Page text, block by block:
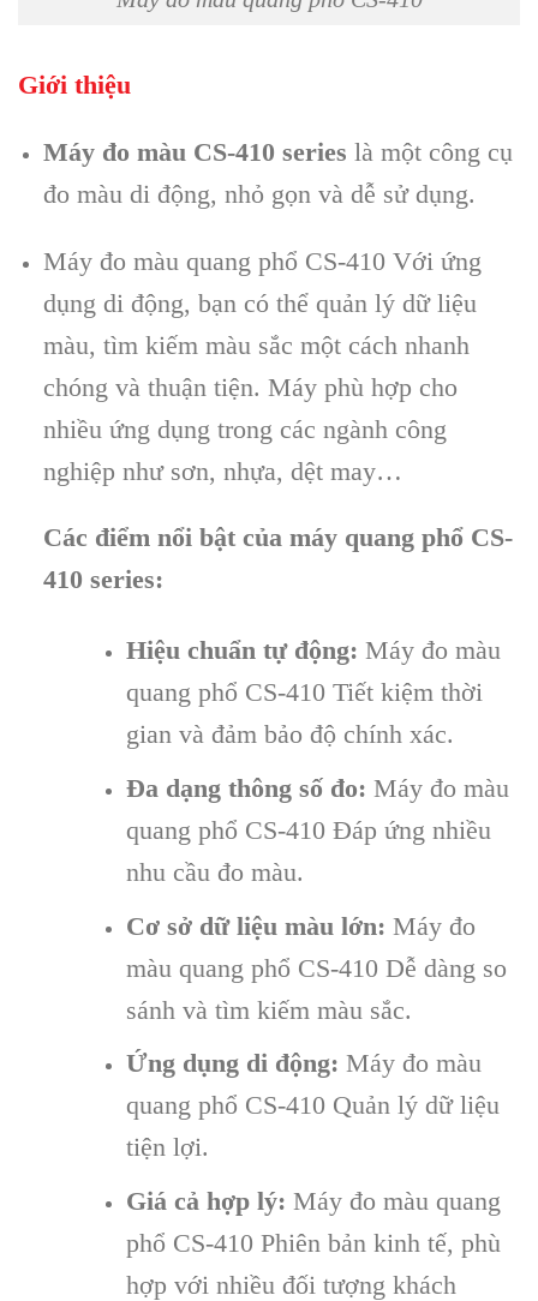
Giới thiệu
Máy đo màu CS-410 series là một công cụ
đo màu di động, nhỏ gọn và dễ sử dụng.
Máy đo màu quang phổ CS-410 Với ứng
dụng di động, bạn có thể quản lý dữ liệu
màu, tìm kiếm màu sắc một cách nhanh
chóng và thuận tiện. Máy phù hợp cho
nhiều ứng dụng trong các ngành công
nghiệp như sơn, nhựa, dệt may…
Các điểm nổi bật của máy quang phổ CS-
410 series:
Hiệu chuẩn tự động: Máy đo màu
quang phổ CS-410 Tiết kiệm thời
gian và đảm bảo độ chính xác.
Đa dạng thông số đo: Máy đo màu
quang phổ CS-410 Đáp ứng nhiều
nhu cầu đo màu.
Cơ sở dữ liệu màu lớn: Máy đo
màu quang phổ CS-410 Dễ dàng so
sánh và tìm kiếm màu sắc.
Ứng dụng di động: Máy đo màu
quang phổ CS-410 Quản lý dữ liệu
tiện lợi.
Giá cả hợp lý: Máy đo màu quang
phổ CS-410 Phiên bản kinh tế, phù
hợp với nhiều đối tượng khách